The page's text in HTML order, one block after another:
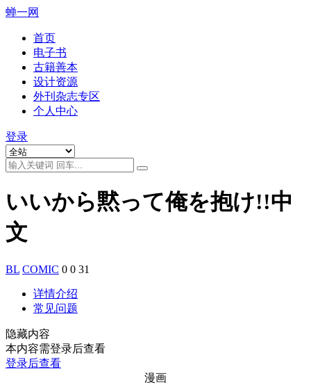
蝉一网
首页
电子书
古籍善本
设计资源
外刊杂志专区
个人中心
登录
いいから黙って俺を抱け!!中
文
BL COMIC 0 0 31
详情介绍
常见问题
隐藏内容
本内容需登录后查看
登录后查看
漫画